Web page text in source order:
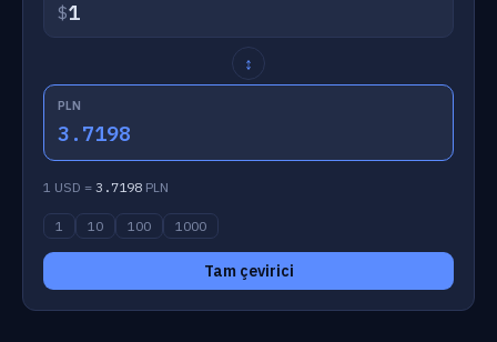
$
↕
PLN
3.7198
1 USD = 3.7198 PLN
1 10 100 1000
Tam çevirici